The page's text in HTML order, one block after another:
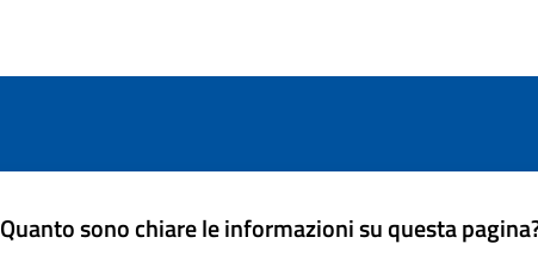
Quanto sono chiare le informazioni su questa